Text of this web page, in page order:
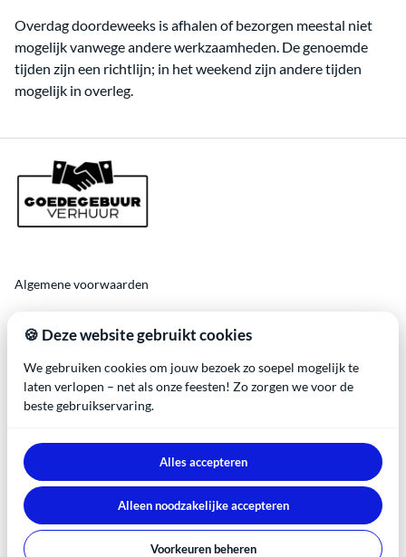
Overdag doordeweeks is afhalen of bezorgen meestal niet
mogelijk vanwege andere werkzaamheden. De genoemde
tijden zijn een richtlijn; in het weekend zijn andere tijden
mogelijk in overleg.
Algemene voorwaarden
2026 Goedegebuur Verhuur. All right reserved. Btw-vrijstelling
conform kleineondernemersregeling (KOR) - Deze pagina bevat
affiliate links. Wij ontvangen mogelijk een commissie zonder extra
kosten voor jou. |
Privacy policy|Powered by Booqable
Algemene voorwaarden Veelgestelde vragen❓
🍪 Deze website gebruikt cookies
We gebruiken cookies om jouw bezoek zo soepel mogelijk te
laten verlopen – net als onze feesten! Zo zorgen we voor de
beste gebruikservaring.
Alles accepteren
Alleen noodzakelijke accepteren
Voorkeuren beheren